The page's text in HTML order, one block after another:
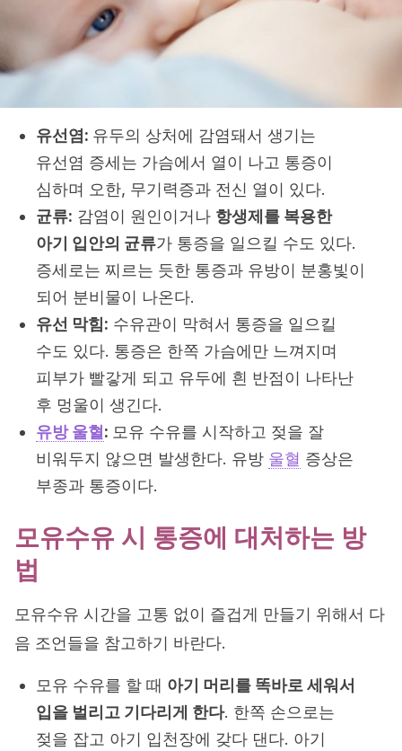
유선염: 유두의 상처에 감염돼서 생기는
유선염 증세는 가슴에서 열이 나고 통증이
심하며 오한, 무기력증과 전신 열이 있다.
균류: 감염이 원인이거나 항생제를 복용한
아기 입안의 균류가 통증을 일으킬 수도 있다.
증세로는 찌르는 듯한 통증과 유방이 분홍빛이
되어 분비물이 나온다.
유선 막힘: 수유관이 막혀서 통증을 일으킬
수도 있다. 통증은 한쪽 가슴에만 느껴지며
피부가 빨갛게 되고 유두에 흰 반점이 나타난
후 멍울이 생긴다.
유방 울혈 : 모유 수유를 시작하고 젖을 잘
비워두지 않으면 발생한다. 유방 울혈 증상은
부종과 통증이다.
모유수유 시 통증에 대처하는 방
법
모유수유 시간을 고통 없이 즐겁게 만들기 위해서 다
음 조언들을 참고하기 바란다.
모유 수유를 할 때 아기 머리를 똑바로 세워서
입을 벌리고 기다리게 한다. 한쪽 손으로는
젖을 잡고 아기 입천장에 갖다 댄다. 아기